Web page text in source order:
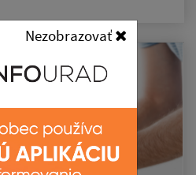
Nezobrazovať